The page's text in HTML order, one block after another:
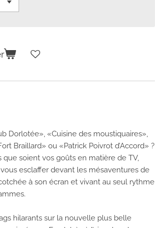
Dorlotée», «Cuisine des moustiquaires»,
Braillard» ou «Patrick Poivrot d’Accord» ?
soient vos goûts en matière de TV,
esclaffer devant les mésaventures de
à son écran et vivant au seul rythme
hilarants sur la nouvelle plus belle